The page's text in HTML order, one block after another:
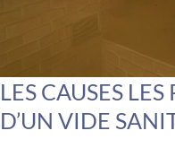
LES CAUSES
D’UN VIDE